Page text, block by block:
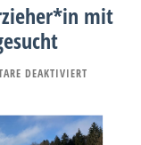
mit
DEAKTIVIERTFÜR
/